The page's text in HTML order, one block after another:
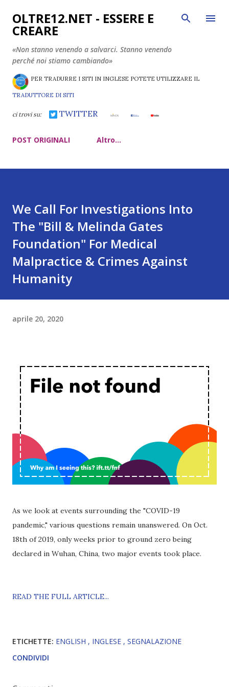
Passa ai contenuti principali
OLTRE12.NET - ESSERE E
CREARE
«Non stanno venendo a salvarci. Stanno venendo
perché noi stiamo cambiando»
PER TRADURRE I SITI IN INGLESE POTETE UTILIZZARE IL
TRADUTTORE DI SITI
ci trovi su: TWITTER
POST ORIGINALI Altro…
We Call For Investigations Into
The "Bill & Melinda Gates
Foundation" For Medical
Malpractice & Crimes Against
Humanity
aprile 20, 2020
As we look at events surrounding the "COVID-19
pandemic," various questions remain unanswered. On Oct.
18th of 2019, only weeks prior to ground zero being
declared in Wuhan, China, two major events took place.
READ THE FULL ARTICLE...
ETICHETTE: ENGLISH INGLESE
SEGNALAZIONE
CONDIVIDI